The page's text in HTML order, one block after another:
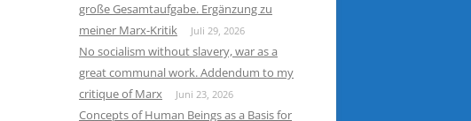
große Gesamtaufgabe. Ergänzung zu
meiner Marx-Kritik
Juli 29, 2026
No socialism without slavery, war as a
great communal work. Addendum to my
critique of Marx
Juni 23, 2026
Concepts of Human Beings as a Basis for